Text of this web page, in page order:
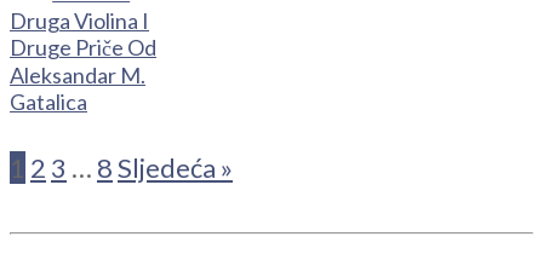
Druga Violina I
Druge Priče Od
Aleksandar M.
Gatalica
1 2 3 … 8Sljedeća »